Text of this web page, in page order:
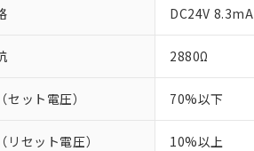
DC24V 8.3mA
2880Ω
セット電圧） 70%以下
リセット電圧） 10%以上